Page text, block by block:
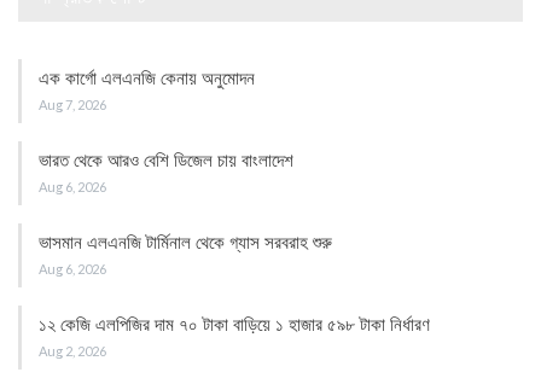
এক কার্গো এলএনজি কেনায় অনুমোদন
Aug 7, 2026
ভারত থেকে আরও বেশি ডিজেল চায় বাংলাদেশ
Aug 6, 2026
ভাসমান এলএনজি টার্মিনাল থেকে গ্যাস সরবরাহ শুরু
Aug 6, 2026
১২ কেজি এলপিজির দাম ৭০ টাকা বাড়িয়ে ১ হাজার ৫৯৮ টাকা নির্ধারণ
Aug 2, 2026